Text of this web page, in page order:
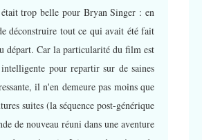
trop belle pour Bryan Singer : en
déconstruire tout ce qui avait été fait
départ. Car la particularité du film est
pour repartir sur de saines
il n'en demeure pas moins que
suites (la séquence post-générique
de nouveau réuni dans une aventure